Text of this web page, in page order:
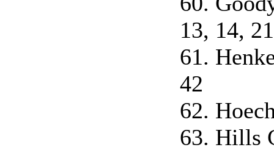
13, 14,
61.
42
62.
63. Hills